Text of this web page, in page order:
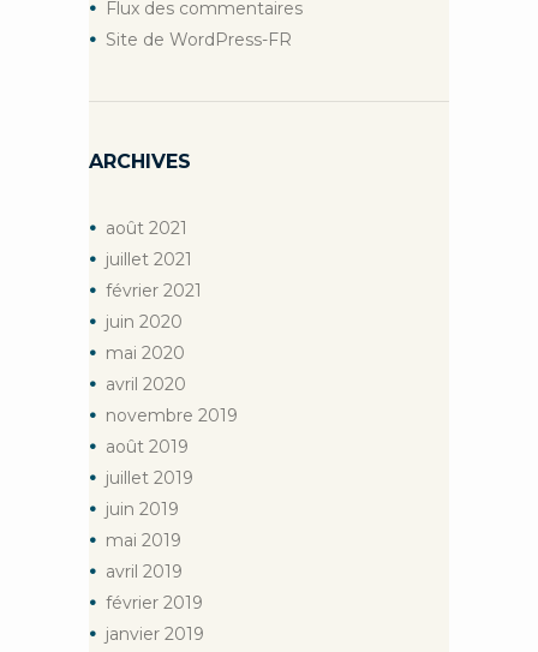
Flux des commentaires
Site de WordPress-FR
ARCHIVES
août 2021
juillet 2021
février 2021
juin 2020
mai 2020
avril 2020
novembre 2019
août 2019
juillet 2019
juin 2019
mai 2019
avril 2019
février 2019
janvier 2019